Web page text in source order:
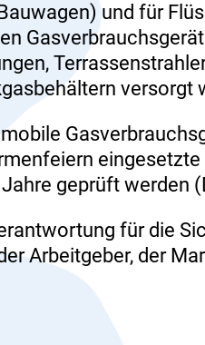
und für
versorgt
geprüft werden
für die
Arbeitgeber, der